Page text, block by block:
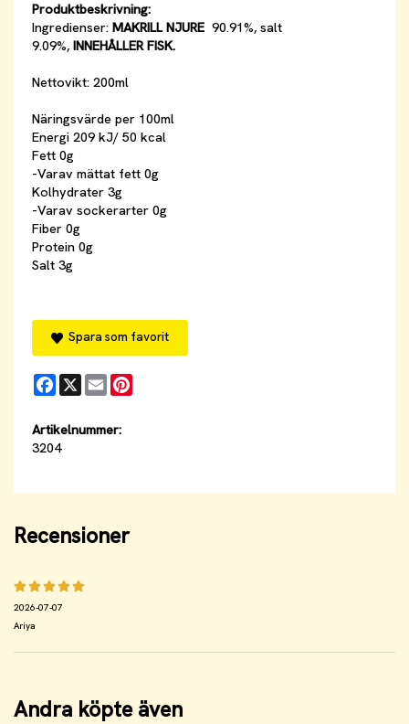
Produktbeskrivning:
Ingredienser: MAKRILL NJURE 90.91%, salt
9.09%, INNEHÅLLER FISK.
Nettovikt: 200ml
Näringsvärde per 100ml
Energi 209 kJ/ 50 kcal
Fett 0g
-Varav mättat fett 0g
Kolhydrater 3g
-Varav sockerarter 0g
Fiber 0g
Protein 0g
Salt 3g
Spara som favorit
Facebook
X Email
Artikelnummer:
3204
Recensioner
2026-07-07
Ariya
Andra köpte även